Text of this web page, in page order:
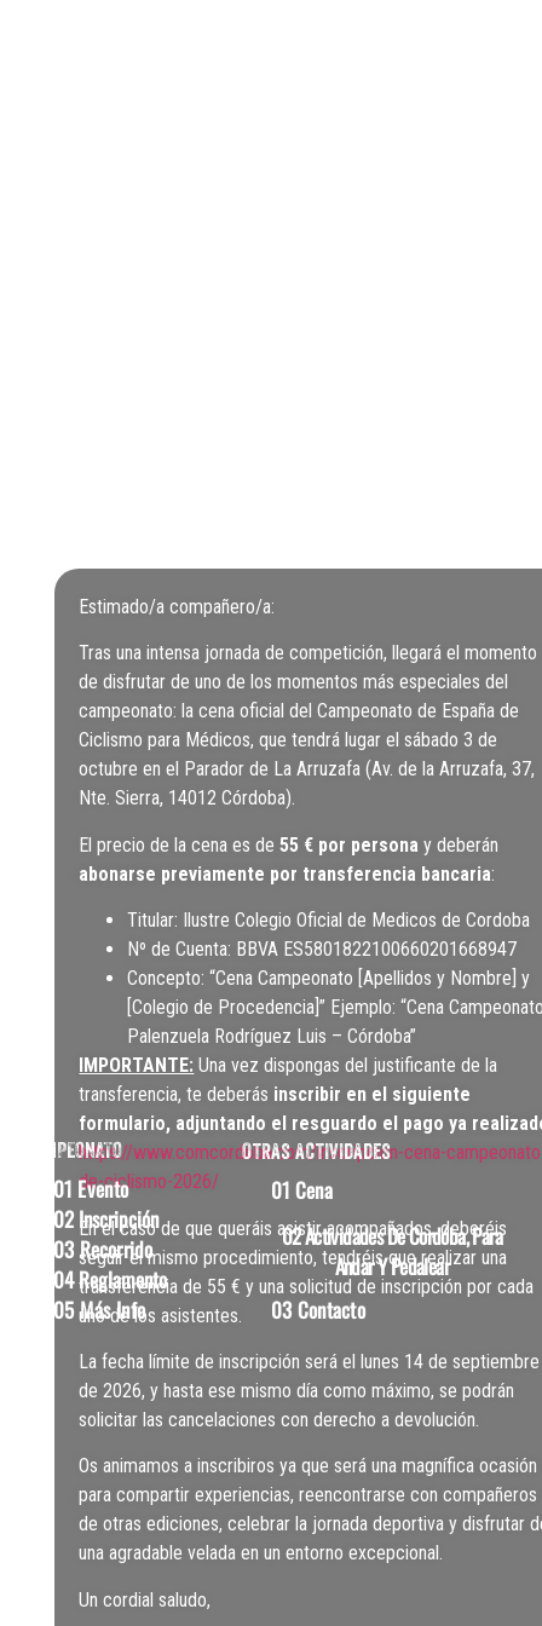
Estimado/a compañero/a:
Tras una intensa jornada de competición, llegará el momento
de disfrutar de uno de los momentos más especiales del
campeonato: la cena oficial del Campeonato de España de
Ciclismo para Médicos, que tendrá lugar el sábado 3 de
octubre en el Parador de La Arruzafa (Av. de la Arruzafa, 37,
Nte. Sierra, 14012 Córdoba).
El precio de la cena es de55 € por persona y deberán
abonarse previamente por transferencia bancaria:
Titular: Ilustre Colegio Oficial de Medicos de Cordoba
Nº de Cuenta: BBVA ES5801822100660201668947
Concepto: “Cena Campeonato [Apellidos y Nombre] y
[Colegio de Procedencia]” Ejemplo: “Cena
Palenzuela Rodríguez Luis – Córdoba”
IMPORTANTE: Una vez dispongas del justificante de la
transferencia, te deberás inscribir en el siguiente
formulario, adjuntando el resguardo el pago ya
https://www.comcordoba.com/inscripcion-cena-
de-ciclismo-2026/
En el caso de que queráis asistir acompañados, deberéis
seguir el mismo procedimiento, tendréis que realizar una
transferencia de 55 € y una solicitud de inscripción por cada
uno de los asistentes.
La fecha límite de inscripción será el lunes 14 de septiembre
de 2026, y hasta ese mismo día como máximo, se podrán
solicitar las cancelaciones con derecho a devolución.
Os animamos a inscribiros ya que será una magnífica ocasión
para compartir experiencias, reencontrarse con compañeros
de otras ediciones, celebrar la jornada deportiva y disfrutar
una agradable velada en un entorno excepcional.
Un cordial saludo,
CAMPEONATO
01 Evento
02 Inscripción
03 Recorrido
04 Reglamento
05 Más Info
otras actividades
01 Cena
02 Actividades De Cordóba, Para
Andar Y Pedalear
03 Contacto